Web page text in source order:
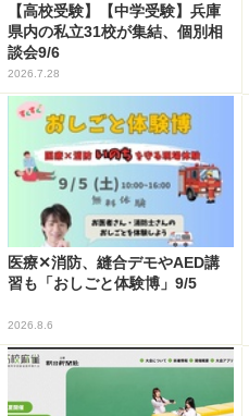
【高校受験】【中学受験】兵庫
県内の私立31校が集結、個別相
談会9/6
2026.7.28
医療✕消防、縫合デモやAED講
習も「おしごと体験博」9/5
2026.8.6